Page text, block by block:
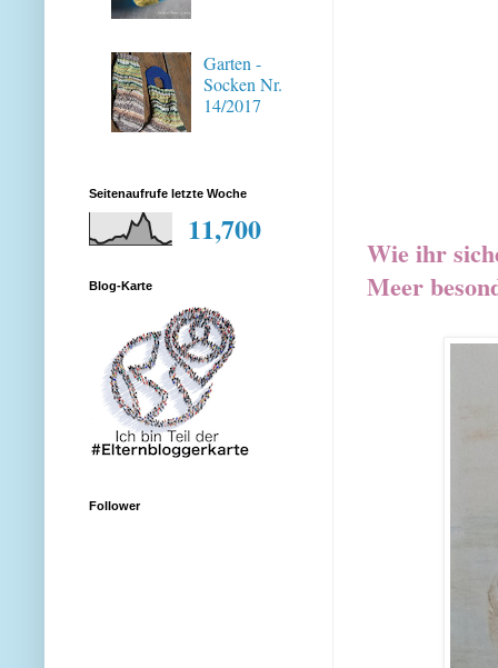
Wie ihr
Meer
Garten -
Socken Nr.
14/2017
Seitenaufrufe letzte Woche
11,700
Blog-Karte
Follower